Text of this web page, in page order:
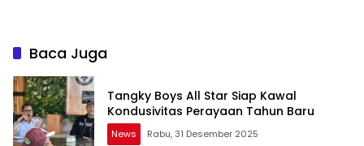
Baca Juga
Tangky Boys All Star Siap Kawal
Kondusivitas Perayaan Tahun Baru
News Rabu, 31 Desember 2025